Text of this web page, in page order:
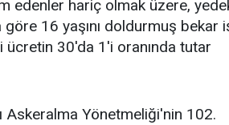
edenler hariç olmak üzere,
göre 16 yaşını doldurmuş bekar
ücretin 30'da 1'i oranında tutar
Askeralma Yönetmeliği'nin 102.